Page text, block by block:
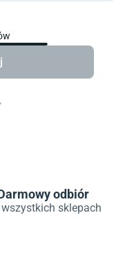
odbiór
sklepach